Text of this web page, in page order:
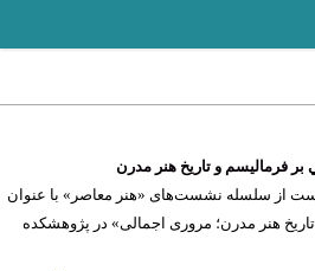
فرمالیسم و تاریخ هنر مدرن
از سلسله نشست‌های «هنر معاصر» با عنوان
هنر مدرن؛ مروری اجمالی» در پژوهشكده